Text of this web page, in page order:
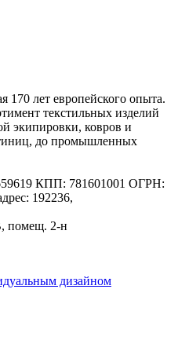
лет европейского опыта.
текстильных изделий
экипировки, ковров и
до промышленных
КПП: 781601001 ОГРН:
192236,
помещ. 2-н
дизайном